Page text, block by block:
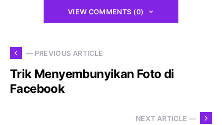
VIEW COMMENTS (0)
— PREVIOUS ARTICLE
Trik Menyembunyikan Foto di
Facebook
NEXT ARTICLE —